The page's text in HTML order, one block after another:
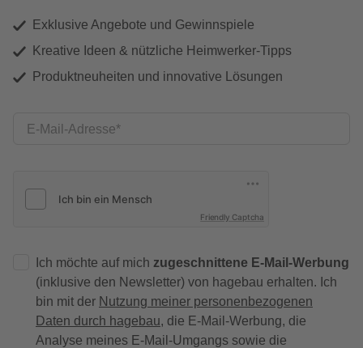
Exklusive Angebote und Gewinnspiele
Kreative Ideen & nützliche Heimwerker-Tipps
Produktneuheiten und innovative Lösungen
E-Mail-Adresse
Friendly Captcha
Ich möchte auf mich zugeschnittene E-Mail-Werbung
(inklusive den Newsletter) von hagebau erhalten. Ich
bin mit der Nutzung meiner personenbezogenen
Daten durch hagebau, die E-Mail-Werbung, die
Analyse meines E-Mail-Umgangs sowie die